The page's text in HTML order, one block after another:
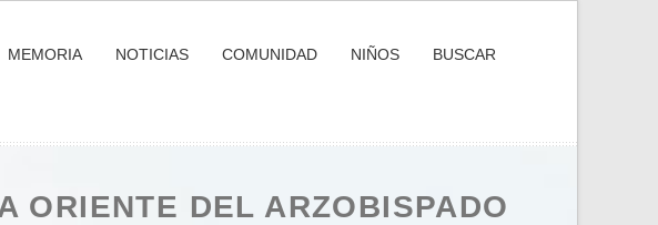
MEMORIA NOTICIAS COMUNIDAD NIÑOS BUSCAR
ORIENTE DEL ARZOBISPADO